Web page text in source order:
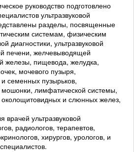
руководство подготовлено
ультразвуковой
разделы, посвященные
системам, физическим
диагностики, ультразвуковой
печени, желчевыводящей
железы, пищевода, желудка,
мочевого пузыря,
семенных пузырьков,
мошонки, лимфатической системы,
и слюнных желез,
врачей ультразвуковой
радиологов, терапевтов,
хирургов, урологов, и